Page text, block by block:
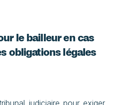
le bailleur en cas
obligations légales
judiciaire pour exiger